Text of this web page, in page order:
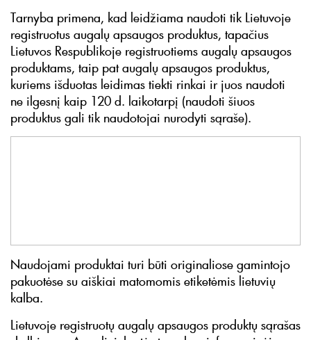
Tarnyba primena, kad leidžiama naudoti tik Lietuvoje
registruotus augalų apsaugos produktus, tapačius
Lietuvos Respublikoje registruotiems augalų apsaugos
produktams, taip pat augalų apsaugos produktus,
kuriems išduotas leidimas tiekti rinkai ir juos naudoti
ne ilgesnį kaip 120 d. laikotarpį (naudoti šiuos
produktus gali tik naudotojai nurodyti sąraše).
Naudojami produktai turi būti originaliose gamintojo
pakuotėse su aiškiai matomomis etiketėmis lietuvių
kalba.
Lietuvoje registruotų augalų apsaugos produktų sąrašas